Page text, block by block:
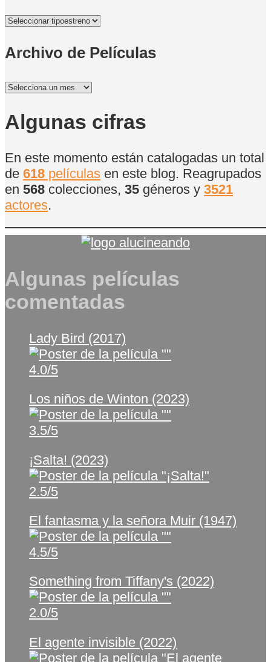
Archivo de Películas
Archivo
Películas
Algunas cifras
En este momento están catalogadas un total
de 618 películas en este blog. Reagrupados
en 568 colecciones, 35 géneros y 3521
actores.
Algunas películas
comentadas
Lady Bird (2017)
4.0/5
Los niños de Winton (2023)
3.5/5
¡Salta! (2023)
2.5/5
El fantasma y la señora Muir (1947)
4.5/5
Something from Tiffany's (2022)
2.0/5
El agente invisible (2022)